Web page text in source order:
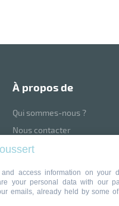
à propos de
Qui sommes-nous ?
Nous contacter
Blog
Mentions légales
access information on your
your personal data with our
emails, already held by some